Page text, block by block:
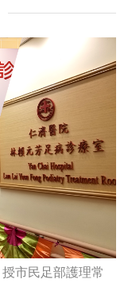
市民足部護理常